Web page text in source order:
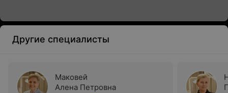
Другие специалисты
Маковей
Алена Петровна